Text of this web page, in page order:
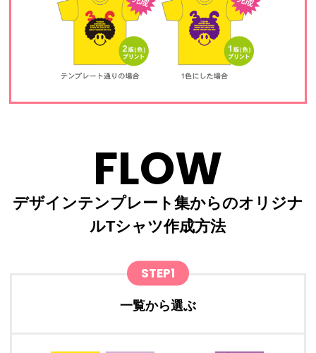
FLOW
デザインテンプレート集からのオリジナ
ルTシャツ作成方法
STEP1
一覧から選ぶ